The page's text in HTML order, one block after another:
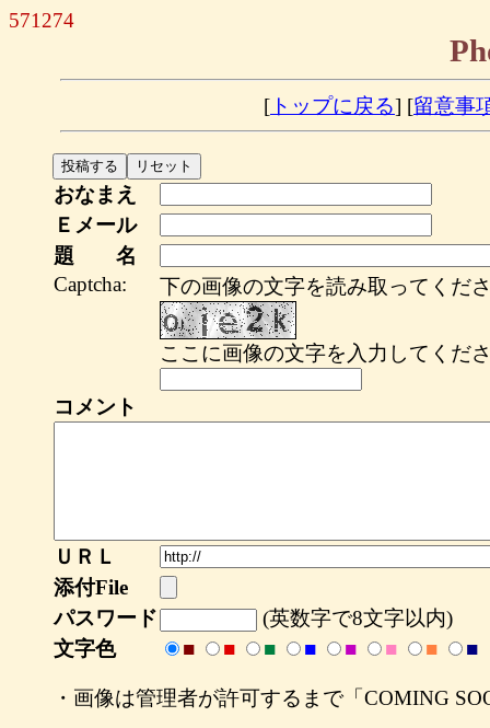
571274
[ トップに戻る] [留意事
おなまえ
Ｅメール
題 名
Captcha:
下の画像の文字を読み取ってくだ
ここに画像の文字を入力してくだ
コメント
ＵＲＬ
添付File
パスワード
(英数字で8文字以内)
文字色
■ ■ ■ ■ ■ ■ ■ ■
・画像は管理者が許可するまで「COMING